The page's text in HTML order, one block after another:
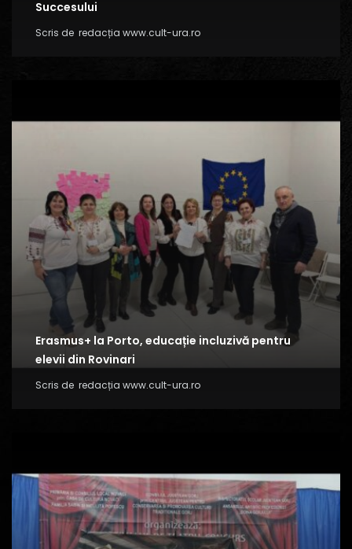
Succesului
Scris de redacția www.cult-ura.ro
Erasmus+ la Porto, educație incluzivă pentru
elevii din Rovinari
Scris de redacția www.cult-ura.ro